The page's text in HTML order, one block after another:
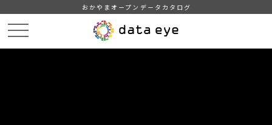
おかやまオープンデータカタログ